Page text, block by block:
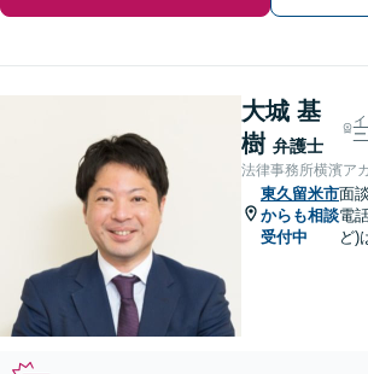
大城 基
樹 弁護士
法律事務所横濱ア
東久留米市
からも相談
受付中
面
電
ど)